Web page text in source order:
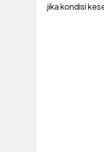
jika kondisi